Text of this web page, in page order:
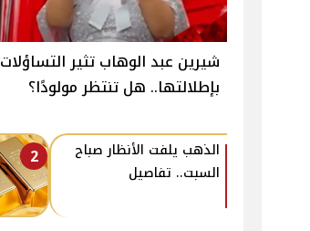
شيرين عبد الوهاب تثير التساؤلات
بإطلالتها.. هل تنتظر مولودًا؟
2
الذهب يلفت الأنظار صباح
السبت.. تفاصيل